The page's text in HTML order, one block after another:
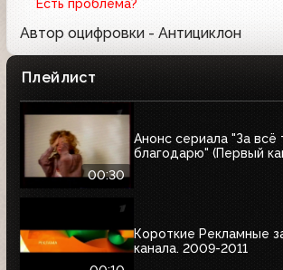
Есть проблема?
Автор оцифровки - Антициклон
Плейлист
00:30
Анонс сериала "За всё
благодарю" (Первый
Короткие Рекламные
канала. 2009-2011